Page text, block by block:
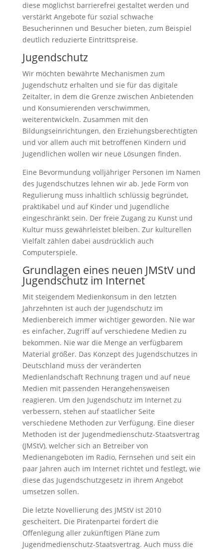
diese möglichst barrierefrei gestaltet werden und
verstärkt Angebote für sozial schwache
Besucherinnen und Besucher bieten, zum Beispiel
deutlich reduzierte Eintrittspreise.
Jugendschutz
Wir möchten bewährte Mechanismen zum
Jugendschutz erhalten und sie für das digitale
Zeitalter, in dem die Grenze zwischen Anbietenden
und Konsumierenden verschwimmen,
weiterentwickeln. Zusammen mit den
Bildungseinrichtungen, den Erziehungsberechtigten
und vor allem auch mit betroffenen Kindern und
Jugendlichen wollen wir neue Lösungen finden.
Eine Bevormundung volljähriger Personen im Namen
des Jugendschutzes lehnen wir ab. Jede Form von
Regulierung muss inhaltlich schlüssig begründet,
praktikabel und auf Kinder und Jugendliche
eingeschränkt sein. Der freie Zugang zu Kunst und
Kultur muss gewährleistet bleiben. Zur kulturellen
Vielfalt zählen dabei ausdrücklich auch
Computerspiele.
Grundlagen eines neuen JMStV und
Jugendschutz im Internet
Mit steigendem Medienkonsum in den letzten
Jahrzehnten ist auch der Jugendschutz im
Medienbereich immer wichtiger geworden. Nie war
es einfacher, Zugriff auf verschiedene Medien zu
bekommen. Nie war die Menge an verfügbarem
Material größer. Das Konzept des Jugendschutzes in
Deutschland muss der veränderten
Medienlandschaft Rechnung tragen und auf neue
Medien mit passenden Herangehensweisen
reagieren. Um den Jugendschutz im Internet zu
verbessern, stehen auf staatlicher Seite
verschiedene Methoden zur Verfügung. Eine dieser
Methoden ist der Jugendmedienschutz-Staatsvertrag
(JMStV), welcher sich an Betreiber von
Medienangeboten im Radio, Fernsehen und seit ein
paar Jahren auch im Internet richtet und festlegt, wie
diese das Jugendschutzgesetz in ihrem Angebot
umsetzen sollen.
Die letzte Novellierung des JMStV ist 2010
gescheitert. Die Piratenpartei fordert die
Offenlegung aller zukünftigen Pläne zum
Jugendmedienschutz-Staatsvertrag. Auch muss die